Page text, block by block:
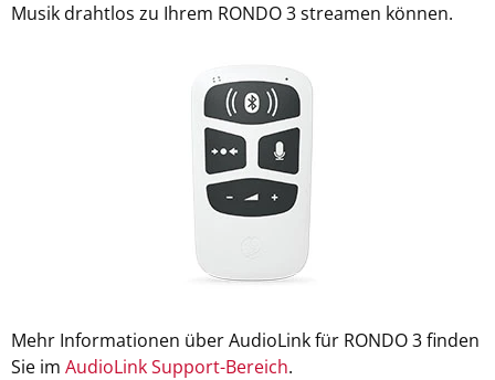
Musik drahtlos zu Ihrem RONDO 3 streamen können.
Mehr Informationen über AudioLink für RONDO 3 finden
Sie im AudioLink Support-Bereich.